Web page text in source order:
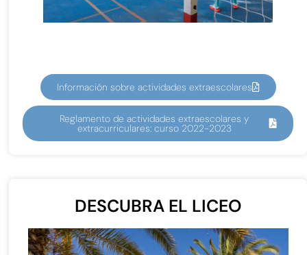
Información sobre actividades extraescolares
Reglamento de actividades extraescolares y
extracurriculares: curso 2022-2023
DESCUBRA EL LICEO